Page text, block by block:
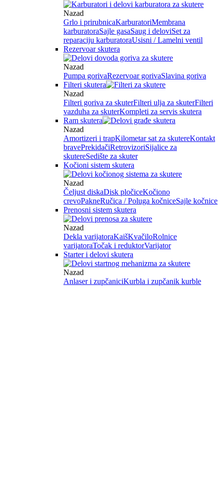
Nazad
Grlo i prirubnicaKarburatoriMembrana
karburatoraSajle gasaSaug i deloviSet za
reparaciju karburatoraUsisni / Lamelni ventil
Rezervoar skutera
Nazad
Pumpa gorivaRezervoar gorivaSlavina goriva
Filteri skutera
Nazad
Filteri goriva za skuterFilteri ulja za skuterFilteri
vazduha za skuterKompleti za servis skutera
Ram skutera
Nazad
Amortizeri i trapKilometar sat za skutereKontakt
bravePrekidačiRetrovizoriSijalice za
skutereSedište za skuter
Kočioni sistem skutera
Nazad
Čeljust diskaDisk pločiceKočiono
crevoPakneRučica / Poluga kočniceSajle kočnice
Prenosni sistem skutera
Nazad
Dekla varijatoraKaišKvačiloRolnice
varijatoraTočak i reduktorVarijator
Starter i delovi skutera
Nazad
Anlaser i zupčaniciKurbla i zupčanik kurble